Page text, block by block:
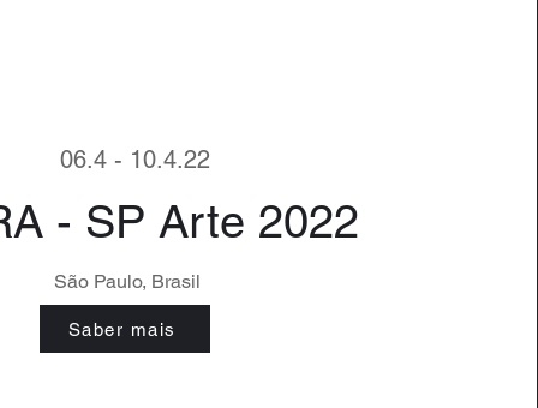
- SP Arte 2022
06.4 - 10.4.22
São Paulo, Brasil
Saber mais